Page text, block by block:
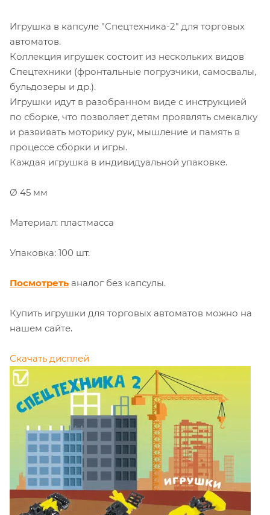
Игрушка в капсуле "Спецтехника-2" для торговых
автоматов.
Коллекция игрушек состоит из нескольких видов
Спецтехники (фронтальные погрузчики, самосвалы,
бульдозеры и др.).
Игрушки идут в разобранном виде с инструкцией
по сборке, что позволяет детям проявлять смекалку
и развивать моторику рук, мышление и память в
процессе сборки и игры.
Каждая игрушка в индивидуальной упаковке.
Ø 45 мм
Материал: пластмасса
Упаковка: 100 шт.
Посмотреть аналог без капсулы.
Купить игрушки для торговых автоматов можно на
нашем сайте.
Скачать дисплей